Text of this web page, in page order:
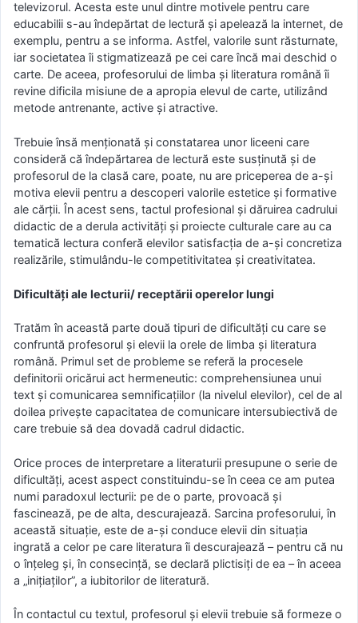
televizorul. Acesta este unul dintre motivele pentru care
educabilii s-au îndepărtat de lectură şi apelează la internet, de
exemplu, pentru a se informa. Astfel, valorile sunt răsturnate,
iar societatea îi stigmatizează pe cei care încă mai deschid o
carte. De aceea, profesorului de limba şi literatura română îi
revine dificila misiune de a apropia elevul de carte, utilizând
metode antrenante, active şi atractive.
Trebuie însă menţionată şi constatarea unor liceeni care
consideră că îndepărtarea de lectură este susţinută şi de
profesorul de la clasă care, poate, nu are priceperea de a-şi
motiva elevii pentru a descoperi valorile estetice şi formative
ale cărţii. În acest sens, tactul profesional şi dăruirea cadrului
didactic de a derula activităţi şi proiecte culturale care au ca
tematică lectura conferă elevilor satisfacţia de a-şi concretiza
realizările, stimulându-le competitivitatea şi creativitatea.
Dificultăți ale lecturii/ receptării operelor lungi
Tratăm în această parte două tipuri de dificultăţi cu care se
confruntă profesorul şi elevii la orele de limba şi literatura
română. Primul set de probleme se referă la procesele
definitorii oricărui act hermeneutic: comprehensiunea unui
text şi comunicarea semnificaţiilor (la nivelul elevilor), cel de al
doilea priveşte capacitatea de comunicare intersubiectivă de
care trebuie să dea dovadă cadrul didactic.
Orice proces de interpretare a literaturii presupune o serie de
dificultăţi, acest aspect constituindu-se în ceea ce am putea
numi paradoxul lecturii: pe de o parte, provoacă şi
fascinează, pe de alta, descurajează. Sarcina profesorului, în
această situaţie, este de a-şi conduce elevii din situaţia
ingrată a celor pe care literatura îi descurajează – pentru că nu
o înţeleg şi, în consecinţă, se declară plictisiţi de ea – în aceea
a „iniţiaţilor”, a iubitorilor de literatură.
În contactul cu textul, profesorul şi elevii trebuie să formeze o